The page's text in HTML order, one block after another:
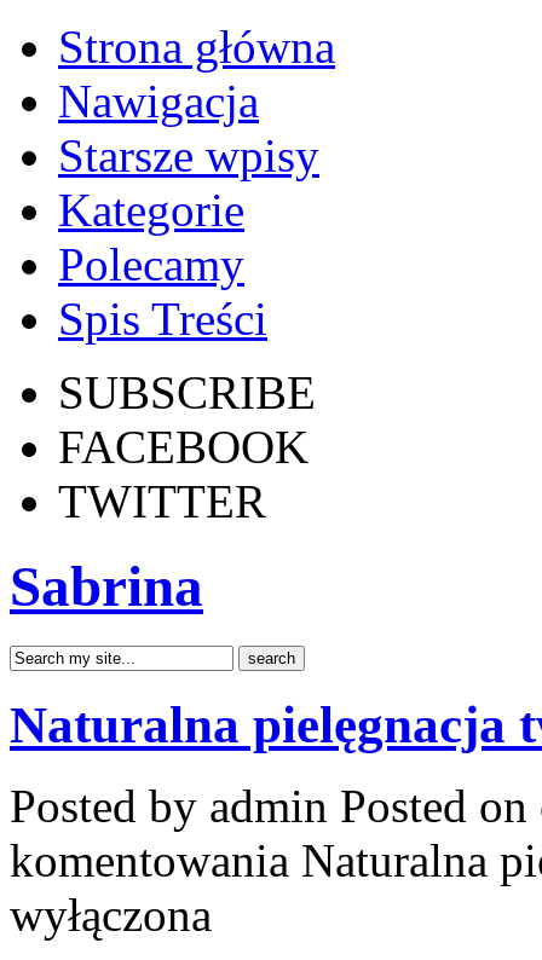
Strona główna
Nawigacja
Starsze wpisy
Kategorie
Polecamy
Spis Treści
SUBSCRIBE
FACEBOOK
TWITTER
Sabrina
Naturalna pielęgnacja
Posted by admin Posted
komentowania Naturalna
wyłączona